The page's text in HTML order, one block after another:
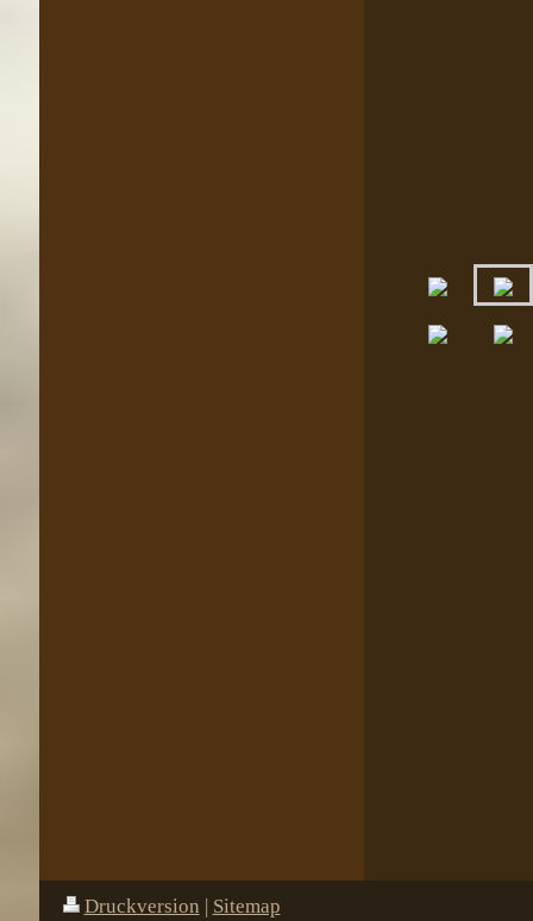
Druckversion
Sitemap